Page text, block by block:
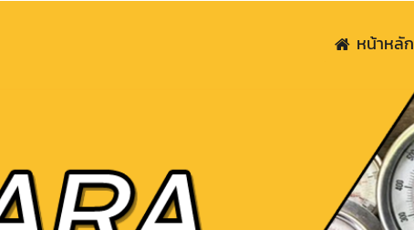
หน้าหลัก